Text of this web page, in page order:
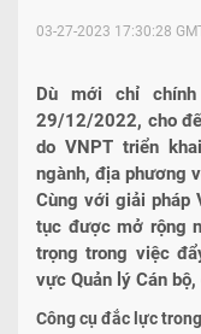
03-27-2023 17:30:28
Dù mới chỉ
29/12/2022, cho
do VNPT triển
ngành, địa phương
Cùng với giải pháp
tục được mở rộng
trọng trong việc
vực Quản lý Cán
Công cụ đắc lực